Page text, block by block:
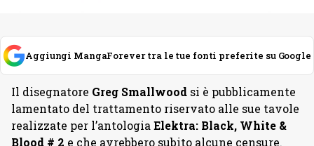
Aggiungi MangaForever tra le tue fonti preferite su Google
Il disegnatore Greg Smallwood si è pubblicamente
lamentato del trattamento riservato alle sue tavole
realizzate per l’antologia Elektra: Black, White &
Blood # 2 e che avrebbero subito alcune censure.